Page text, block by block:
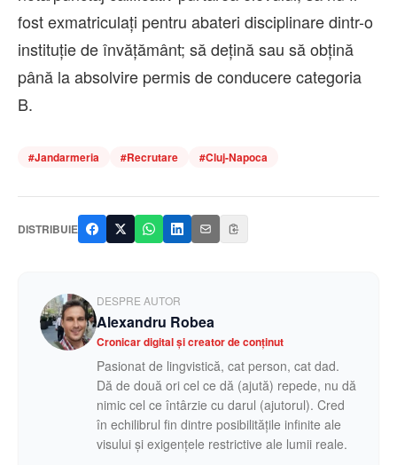
fost exmatriculați pentru abateri disciplinare dintr-o
instituție de învățământ; să dețină sau să obțină
până la absolvire permis de conducere categoria
B.
#Jandarmeria #Recrutare #Cluj-Napoca
DISTRIBUIE
DESPRE AUTOR
Alexandru Robea
Cronicar digital și creator de conținut
Pasionat de lingvistică, cat person, cat dad.
Dă de două ori cel ce dă (ajută) repede, nu dă
nimic cel ce întârzie cu darul (ajutorul). Cred
în echilibrul fin dintre posibilitățile infinite ale
visului și exigențele restrictive ale lumii reale.